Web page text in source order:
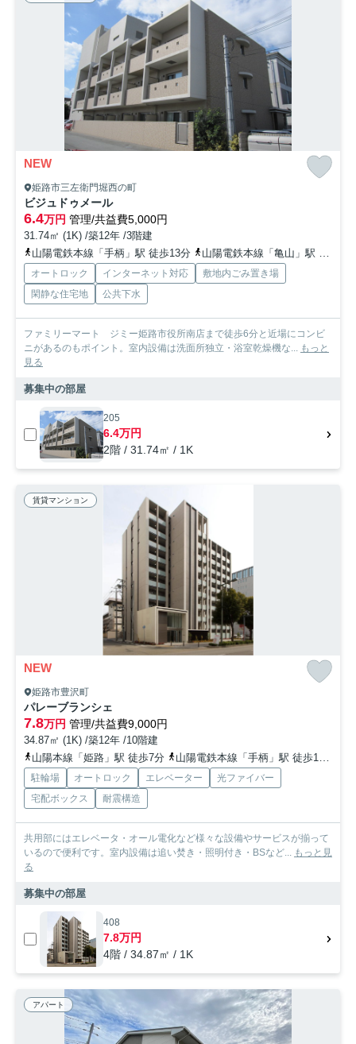
NEW
姫路市三左衛門堀西の町
ビジュドゥメール
6.4万円 管理/共益費5,000円
31.74㎡ (1K) /築12年 /3階建
山陽電鉄本線「手柄」駅 徒歩13分
山陽電鉄本線「亀山」駅 徒歩20分
オートロック インターネット対応
敷地内ごみ置き場
閑静な住宅地
公共下水
ファミリーマート ジミー姫路市役所南店まで徒歩6分と近場にコンビ
ニがあるのもポイント。室内設備は洗面所独立・浴室乾燥機な... もっと
見る
募集中の部屋
205
6.4万円
2階 / 31.74㎡ / 1K
賃貸マンション
NEW
姫路市豊沢町
パレーブランシェ
7.8万円 管理/共益費9,000円
34.87㎡ (1K) /築12年 /10階建
山陽本線「姫路」駅 徒歩7分
山陽電鉄本線「手柄」駅 徒歩15分
駐輪場 オートロック エレベーター
光ファイバー
宅配ボックス
耐震構造
共用部にはエレベータ・オール電化など様々な設備やサービスが揃って
いるので便利です。室内設備は追い焚き・照明付き・BSなど... もっと見
る
募集中の部屋
408
7.8万円
4階 / 34.87㎡ / 1K
アパート